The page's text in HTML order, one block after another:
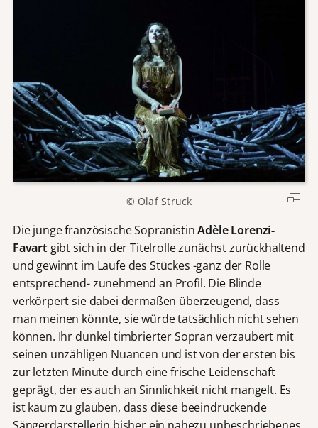
© Olaf Struck
Die junge französische SopranistinAdèle Lorenzi-
Favartgibt sich in der Titelrolle zunächst zurückhaltend
und gewinnt im Laufe des Stückes -ganz der Rolle
entsprechend- zunehmend an Profil. Die Blinde
verkörpert sie dabei dermaßen überzeugend, dass
man meinen könnte, sie würde tatsächlich nicht sehen
können. Ihr dunkel timbrierter Sopran verzaubert mit
seinen unzähligen Nuancen und ist von der ersten bis
zur letzten Minute durch eine frische Leidenschaft
geprägt, der es auch an Sinnlichkeit nicht mangelt. Es
ist kaum zu glauben, dass diese beeindruckende